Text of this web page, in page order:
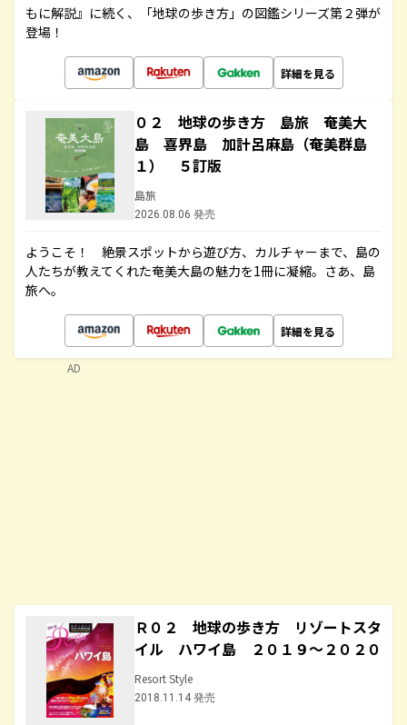
もに解説』に続く、「地球の歩き方」の図鑑シリーズ第２弾が
登場！
詳細を見る
０２ 地球の歩き方 島旅 奄美大
島 喜界島 加計呂麻島（奄美群島
１） ５訂版
島旅
2026.08.06 発売
ようこそ！ 絶景スポットから遊び方、カルチャーまで、島の
人たちが教えてくれた奄美大島の魅力を1冊に凝縮。さあ、島
旅へ。
詳細を見る
Ｒ０２ 地球の歩き方 リゾートスタ
イル ハワイ島 ２０１９～２０２０
Resort Style
2018.11.14 発売
AD